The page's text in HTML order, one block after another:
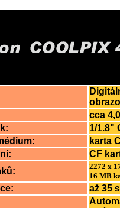
cca
1/1.8"
karta
CF
2272 x
16 MB
až 35